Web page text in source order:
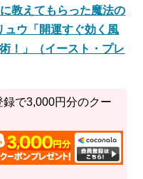
教えてもらった魔法の
ュウ「開運すぐ効く風
！」（イースト・プレ
で3,000円分のクー